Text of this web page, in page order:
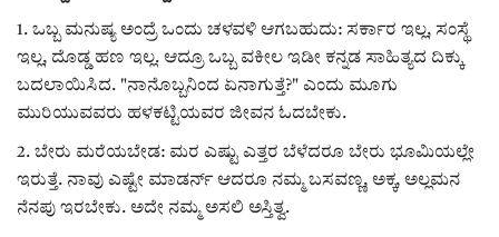
1. ಒಬ್ಬ ಮನುಷ್ಯ ಅಂದ್ರೆ ಒಂದು ಚಳವಳಿ ಆಗಬಹುದು: ಸರ್ಕಾರ ಇಲ್ಲ, ಸಂಸ್ಥೆ
ಇಲ್ಲ, ದೊಡ್ಡ ಹಣ ಇಲ್ಲ. ಆದ್ರೂ ಒಬ್ಬ ವಕೀಲ ಇಡೀ ಕನ್ನಡ ಸಾಹಿತ್ಯದ ದಿಕ್ಕು
ಬದಲಾಯಿಸಿದ. "ನಾನೊಬ್ಬನಿಂದ ಏನಾಗುತ್ತೆ?" ಎಂದು ಮೂಗು
ಮುರಿಯುವವರು ಹಳಕಟ್ಟಿಯವರ ಜೀವನ ಓದಬೇಕು.
2. ಬೇರು ಮರೆಯಬೇಡ: ಮರ ಎಷ್ಟು ಎತ್ತರ ಬೆಳೆದರೂ ಬೇರು ಭೂಮಿಯಲ್ಲೇ
ಇರುತ್ತೆ. ನಾವು ಎಷ್ಟೇ ಮಾಡರ್ನ್ ಆದರೂ ನಮ್ಮ ಬಸವಣ್ಣ, ಅಕ್ಕ, ಅಲ್ಲಮನ
ನೆನಪು ಇರಬೇಕು. ಅದೇ ನಮ್ಮ ಅಸಲಿ ಅಸ್ತಿತ್ವ.